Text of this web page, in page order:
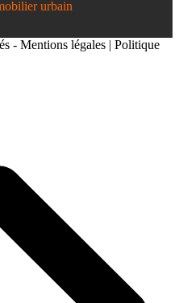
urbain
- Mentions légales | Politique